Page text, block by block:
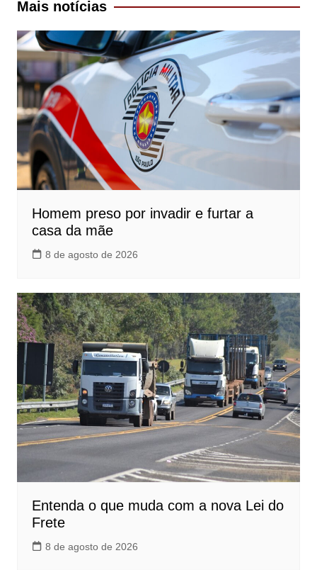
Mais notícias
Homem preso por invadir e furtar a
casa da mãe
8 de agosto de 2026
Entenda o que muda com a nova Lei do
Frete
8 de agosto de 2026